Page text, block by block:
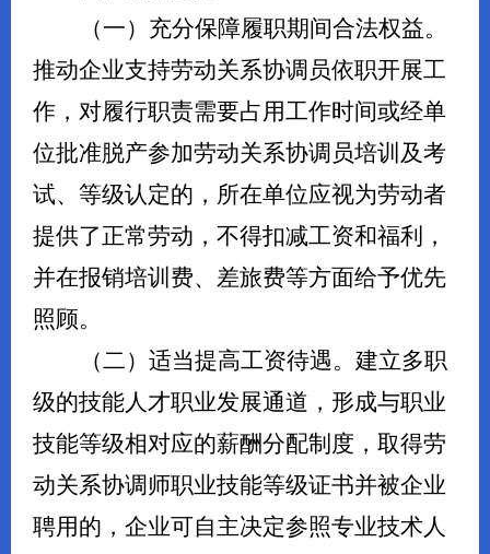
（一）充分保障履职期间合法权益。
推动企业支持劳动关系协调员依职开展工
作，对履行职责需要占用工作时间或经单
位批准脱产参加劳动关系协调员培训及考
试、等级认定的，所在单位应视为劳动者
提供了正常劳动，不得扣减工资和福利，
并在报销培训费、差旅费等方面给予优先
照顾。
（二）适当提高工资待遇。 建立多职
级的技能人才职业发展通道，形成与职业
技能等级相对应的薪酬分配制度，取得劳
动关系协调 师职业技能等级证书并被企业
聘用的，企业可自主决定参照专业技术人